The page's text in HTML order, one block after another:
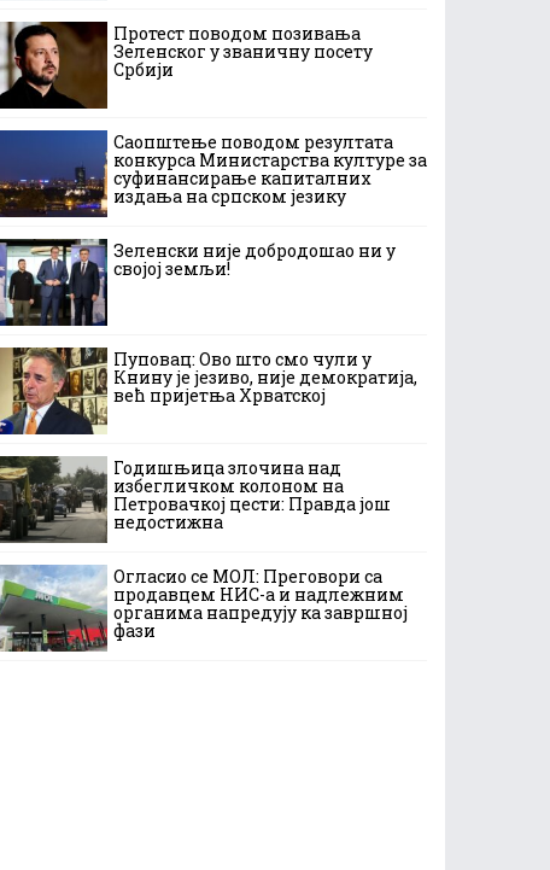
Протест поводом позивања
Зеленског у званичну посету
Србији
Саопштење поводом резултата
конкурса Министарства културе за
суфинансирање капиталних
издања на српском језику
Зеленски није добродошао ни у
својој земљи!
Пуповац: Ово што смо чули у
Книну је језиво, није демократија,
већ пријетња Хрватској
Годишњица злочина над
избегличком колоном на
Петровачкој цести: Правда још
недостижна
Огласио се МОЛ: Преговори са
продавцем НИС-а и надлежним
органима напредују ка завршној
фази